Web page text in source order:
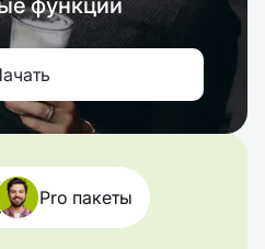
функции
Pro пакеты